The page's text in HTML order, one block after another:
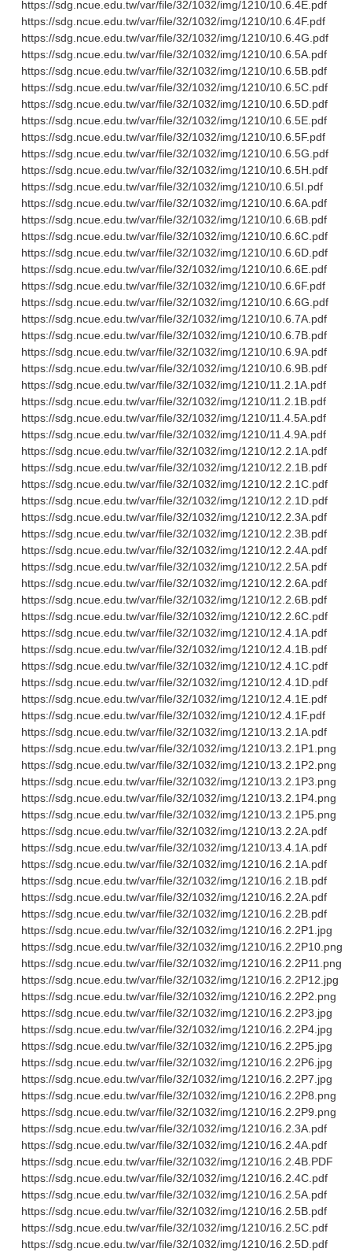
https://sdg.ncue.edu.tw/var/file/32/1032/img/1210/10.6.4E.pdf
https://sdg.ncue.edu.tw/var/file/32/1032/img/1210/10.6.4F.pdf
https://sdg.ncue.edu.tw/var/file/32/1032/img/1210/10.6.4G.pdf
https://sdg.ncue.edu.tw/var/file/32/1032/img/1210/10.6.5A.pdf
https://sdg.ncue.edu.tw/var/file/32/1032/img/1210/10.6.5B.pdf
https://sdg.ncue.edu.tw/var/file/32/1032/img/1210/10.6.5C.pdf
https://sdg.ncue.edu.tw/var/file/32/1032/img/1210/10.6.5D.pdf
https://sdg.ncue.edu.tw/var/file/32/1032/img/1210/10.6.5E.pdf
https://sdg.ncue.edu.tw/var/file/32/1032/img/1210/10.6.5F.pdf
https://sdg.ncue.edu.tw/var/file/32/1032/img/1210/10.6.5G.pdf
https://sdg.ncue.edu.tw/var/file/32/1032/img/1210/10.6.5H.pdf
https://sdg.ncue.edu.tw/var/file/32/1032/img/1210/10.6.5I.pdf
https://sdg.ncue.edu.tw/var/file/32/1032/img/1210/10.6.6A.pdf
https://sdg.ncue.edu.tw/var/file/32/1032/img/1210/10.6.6B.pdf
https://sdg.ncue.edu.tw/var/file/32/1032/img/1210/10.6.6C.pdf
https://sdg.ncue.edu.tw/var/file/32/1032/img/1210/10.6.6D.pdf
https://sdg.ncue.edu.tw/var/file/32/1032/img/1210/10.6.6E.pdf
https://sdg.ncue.edu.tw/var/file/32/1032/img/1210/10.6.6F.pdf
https://sdg.ncue.edu.tw/var/file/32/1032/img/1210/10.6.6G.pdf
https://sdg.ncue.edu.tw/var/file/32/1032/img/1210/10.6.7A.pdf
https://sdg.ncue.edu.tw/var/file/32/1032/img/1210/10.6.7B.pdf
https://sdg.ncue.edu.tw/var/file/32/1032/img/1210/10.6.9A.pdf
https://sdg.ncue.edu.tw/var/file/32/1032/img/1210/10.6.9B.pdf
https://sdg.ncue.edu.tw/var/file/32/1032/img/1210/11.2.1A.pdf
https://sdg.ncue.edu.tw/var/file/32/1032/img/1210/11.2.1B.pdf
https://sdg.ncue.edu.tw/var/file/32/1032/img/1210/11.4.5A.pdf
https://sdg.ncue.edu.tw/var/file/32/1032/img/1210/11.4.9A.pdf
https://sdg.ncue.edu.tw/var/file/32/1032/img/1210/12.2.1A.pdf
https://sdg.ncue.edu.tw/var/file/32/1032/img/1210/12.2.1B.pdf
https://sdg.ncue.edu.tw/var/file/32/1032/img/1210/12.2.1C.pdf
https://sdg.ncue.edu.tw/var/file/32/1032/img/1210/12.2.1D.pdf
https://sdg.ncue.edu.tw/var/file/32/1032/img/1210/12.2.3A.pdf
https://sdg.ncue.edu.tw/var/file/32/1032/img/1210/12.2.3B.pdf
https://sdg.ncue.edu.tw/var/file/32/1032/img/1210/12.2.4A.pdf
https://sdg.ncue.edu.tw/var/file/32/1032/img/1210/12.2.5A.pdf
https://sdg.ncue.edu.tw/var/file/32/1032/img/1210/12.2.6A.pdf
https://sdg.ncue.edu.tw/var/file/32/1032/img/1210/12.2.6B.pdf
https://sdg.ncue.edu.tw/var/file/32/1032/img/1210/12.2.6C.pdf
https://sdg.ncue.edu.tw/var/file/32/1032/img/1210/12.4.1A.pdf
https://sdg.ncue.edu.tw/var/file/32/1032/img/1210/12.4.1B.pdf
https://sdg.ncue.edu.tw/var/file/32/1032/img/1210/12.4.1C.pdf
https://sdg.ncue.edu.tw/var/file/32/1032/img/1210/12.4.1D.pdf
https://sdg.ncue.edu.tw/var/file/32/1032/img/1210/12.4.1E.pdf
https://sdg.ncue.edu.tw/var/file/32/1032/img/1210/12.4.1F.pdf
https://sdg.ncue.edu.tw/var/file/32/1032/img/1210/13.2.1A.pdf
https://sdg.ncue.edu.tw/var/file/32/1032/img/1210/13.2.1P1.png
https://sdg.ncue.edu.tw/var/file/32/1032/img/1210/13.2.1P2.png
https://sdg.ncue.edu.tw/var/file/32/1032/img/1210/13.2.1P3.png
https://sdg.ncue.edu.tw/var/file/32/1032/img/1210/13.2.1P4.png
https://sdg.ncue.edu.tw/var/file/32/1032/img/1210/13.2.1P5.png
https://sdg.ncue.edu.tw/var/file/32/1032/img/1210/13.2.2A.pdf
https://sdg.ncue.edu.tw/var/file/32/1032/img/1210/13.4.1A.pdf
https://sdg.ncue.edu.tw/var/file/32/1032/img/1210/16.2.1A.pdf
https://sdg.ncue.edu.tw/var/file/32/1032/img/1210/16.2.1B.pdf
https://sdg.ncue.edu.tw/var/file/32/1032/img/1210/16.2.2A.pdf
https://sdg.ncue.edu.tw/var/file/32/1032/img/1210/16.2.2B.pdf
https://sdg.ncue.edu.tw/var/file/32/1032/img/1210/16.2.2P1.jpg
https://sdg.ncue.edu.tw/var/file/32/1032/img/1210/16.2.2P10.png
https://sdg.ncue.edu.tw/var/file/32/1032/img/1210/16.2.2P11.png
https://sdg.ncue.edu.tw/var/file/32/1032/img/1210/16.2.2P12.jpg
https://sdg.ncue.edu.tw/var/file/32/1032/img/1210/16.2.2P2.png
https://sdg.ncue.edu.tw/var/file/32/1032/img/1210/16.2.2P3.jpg
https://sdg.ncue.edu.tw/var/file/32/1032/img/1210/16.2.2P4.jpg
https://sdg.ncue.edu.tw/var/file/32/1032/img/1210/16.2.2P5.jpg
https://sdg.ncue.edu.tw/var/file/32/1032/img/1210/16.2.2P6.jpg
https://sdg.ncue.edu.tw/var/file/32/1032/img/1210/16.2.2P7.jpg
https://sdg.ncue.edu.tw/var/file/32/1032/img/1210/16.2.2P8.png
https://sdg.ncue.edu.tw/var/file/32/1032/img/1210/16.2.2P9.png
https://sdg.ncue.edu.tw/var/file/32/1032/img/1210/16.2.3A.pdf
https://sdg.ncue.edu.tw/var/file/32/1032/img/1210/16.2.4A.pdf
https://sdg.ncue.edu.tw/var/file/32/1032/img/1210/16.2.4B.PDF
https://sdg.ncue.edu.tw/var/file/32/1032/img/1210/16.2.4C.pdf
https://sdg.ncue.edu.tw/var/file/32/1032/img/1210/16.2.5A.pdf
https://sdg.ncue.edu.tw/var/file/32/1032/img/1210/16.2.5B.pdf
https://sdg.ncue.edu.tw/var/file/32/1032/img/1210/16.2.5C.pdf
https://sdg.ncue.edu.tw/var/file/32/1032/img/1210/16.2.5D.pdf